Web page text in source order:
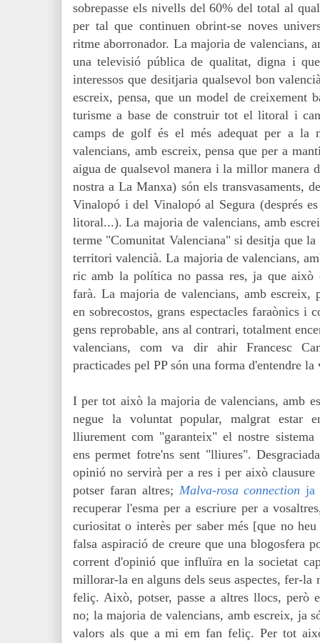
sobrepasse els nivells del 60% del total al
per tal que continuen obrint-se noves
ritme aborronador. La majoria de valencians,
una televisió pública de qualitat, digna i
interessos que desitjaria qualsevol bon
escreix, pensa, que un model de creixement
turisme a base de construir tot el litoral i
camps de golf és el més adequat per a la
valencians, amb escreix, pensa que per a
aigua de qualsevol manera i la millor manera
nostra a La Manxa) són els transvasaments,
Vinalopó i del Vinalopó al Segura (després
litoral...). La majoria de valencians, amb
terme "Comunitat Valenciana" si desitja que la
territori valencià. La majoria de valencians,
ric amb la política no passa res, ja que
farà. La majoria de valencians, amb escreix,
en sobrecostos, grans espectacles faraònics i
gens reprobable, ans al contrari, totalment
valencians, com va dir ahir Francesc
practicades pel PP són una forma d'entendre
I per tot això la majoria de valencians, amb
negue la voluntat popular, malgrat estar
lliurement com "garanteix" el nostre sistema
ens permet fotre'ns sent "lliures".
opinió no servirà per a res i per això clausure
potser faran altres; Malva-rosa connectionja
recuperar l'esma per a escriure per a
curiositat o interès per saber més [que no
falsa aspiració de creure que una blogosfera
corrent d'opinió que influïra en la societat
millorar-la en alguns dels seus aspectes, fer-la
feliç. Això, potser, passe a altres llocs, però
no; la majoria de valencians, amb escreix, ja
valors als que a mi em fan feliç. Per tot